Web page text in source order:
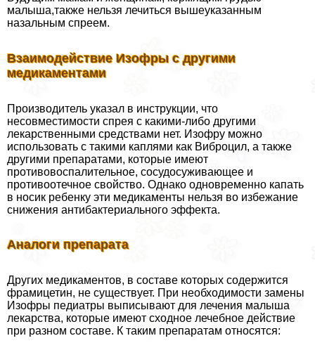
малыша,также нельзя лечиться вышеуказанным
назальным спреем.
Взаимодействие Изофры с другими
медикаментами
Производитель указал в инструкции, что
несовместимости спрея с какими-либо другими
лекарственными средствами нет. Изофру можно
использовать с такими каплями как Виброцил, а также
другими препаратами, которые имеют
противовоспалительное, сосудосуживающее и
противоотечное свойство. Однако одновременно капать
в носик ребенку эти медикаменты нельзя во избежание
снижения антибактериального эффекта.
Аналоги препарата
Других медикаментов, в составе которых содержится
фрамицетин, не существует. При необходимости замены
Изофры педиатры выписывают для лечения малыша
лекарства, которые имеют сходное лечебное действие
при разном составе. К таким препаратам относятся: